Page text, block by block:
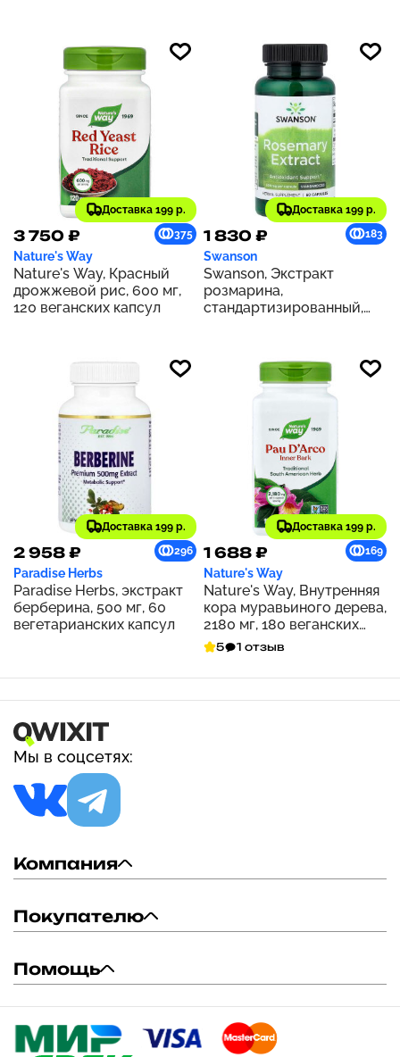
Доставка 199 р.
3 750 ₽ 375
Nature's Way
Nature's Way, Красный
дрожжевой рис, 600 мг,
120 веганских капсул
Доставка 199 р.
1 830 ₽ 183
Swanson
Swanson, Экстракт
розмарина,
стандартизированный,
Доставка 199 р.
2 958 ₽ 296
Paradise Herbs
Paradise Herbs, экстракт
берберина, 500 мг, 60
вегетарианских капсул
Доставка 199 р.
1 688 ₽ 169
Nature's Way
Nature's Way, Внутренняя
кора муравьиного дерева,
2180 мг, 180 веганских
капсул (545 мг на капсулу)
5 1 отзыв
Мы в соцсетях:
Компания
Покупателю
Помощь